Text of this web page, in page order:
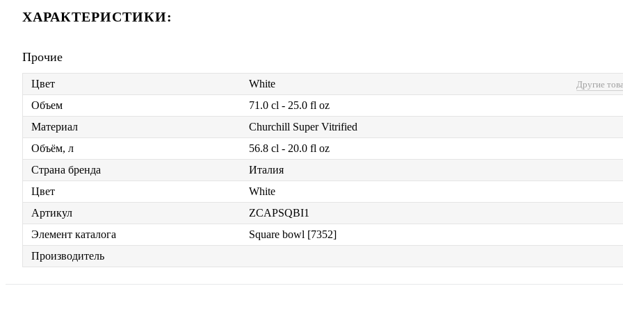
ХАРАКТЕРИСТИКИ:
Прочие
Цвет White Другие
Объем
71.0 cl - 25.0 fl oz
Материал
Churchill Super Vitrified
Объём, л
56.8 cl - 20.0 fl oz
Страна бренда
Италия
Цвет
White
Артикул
ZCAPSQBI1
Элемент каталога
Square bowl [7352]
Производитель